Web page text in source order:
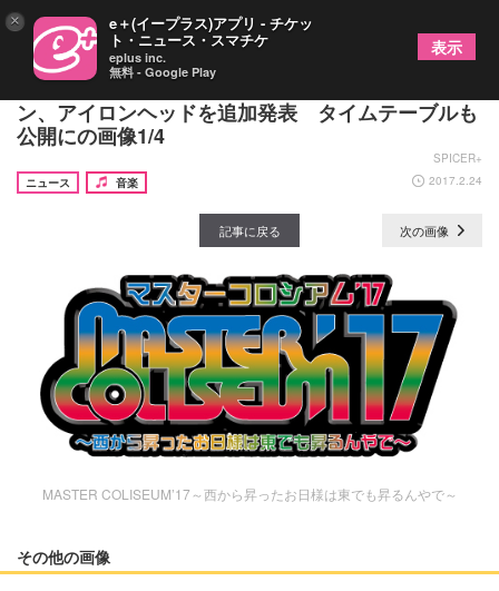
『MASTER COLISEUM』バンビーノ、とろサーモ
ン、アイロンヘッドを追加発表 タイムテーブルも
公開にの画像1/4
SPICER+
ニュース
音楽 2017.2.24
記事に戻る 次の画像
MASTER COLISEUM’17～西から昇ったお日様は東でも昇るんやで～
その他の画像
× e＋(イープラス)アプリ - チケッ
ト・ニュース・スマチケ
eplus inc.
無料 - Google Play
表示